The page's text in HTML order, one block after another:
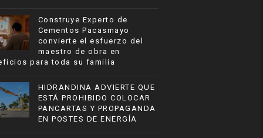
Construye Experto de
Cementos Pacasmayo
convierte el esfuerzo del
maestro de obra en
para toda su familia
HIDRANDINA ADVIERTE QUE
ESTÁ PROHIBIDO COLOCAR
PANCARTAS Y PROPAGANDA
EN POSTES DE ENERGÍA